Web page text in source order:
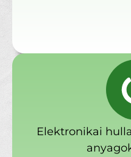
Elektronikai